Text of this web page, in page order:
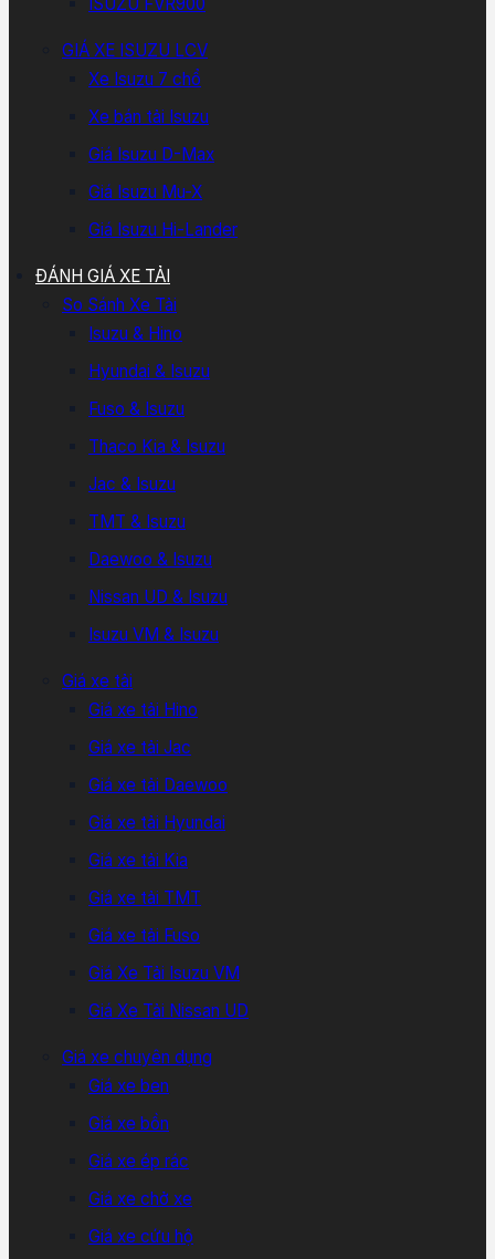
ISUZU FVR900
GIÁ XE ISUZU LCV
Xe Isuzu 7 chổ
Xe bán tải Isuzu
Giá Isuzu D-Max
Giá Isuzu Mu-X
Giá Isuzu Hi-Lander
ĐÁNH GIÁ XE TẢI
So Sánh Xe Tải
Isuzu & Hino
Hyundai & Isuzu
Fuso & Isuzu
Thaco Kia & Isuzu
Jac & Isuzu
TMT & Isuzu
Daewoo & Isuzu
Nissan UD & Isuzu
Isuzu VM & Isuzu
Giá xe tải
Giá xe tải Hino
Giá xe tải Jac
Giá xe tải Daewoo
Giá xe tải Hyundai
Giá xe tải Kia
Giá xe tải TMT
Giá xe tải Fuso
Giá Xe Tải Isuzu VM
Giá Xe Tải Nissan UD
Giá xe chuyên dụng
Giá xe ben
Giá xe bồn
Giá xe ép rác
Giá xe chở xe
Giá xe cứu hộ